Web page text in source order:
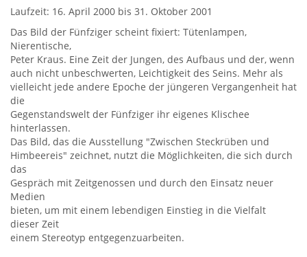
Laufzeit: 16. April 2000 bis 31. Oktober 2001
Das Bild der Fünfziger scheint fixiert: Tütenlampen,
Nierentische,
Peter Kraus. Eine Zeit der Jungen, des Aufbaus und der, wenn
auch nicht unbeschwerten, Leichtigkeit des Seins. Mehr als
vielleicht jede andere Epoche der jüngeren Vergangenheit hat
die
Gegenstandswelt der Fünfziger ihr eigenes Klischee
hinterlassen.
Das Bild, das die Ausstellung "Zwischen Steckrüben und
Himbeereis" zeichnet, nutzt die Möglichkeiten, die sich durch
das
Gespräch mit Zeitgenossen und durch den Einsatz neuer
Medien
bieten, um mit einem lebendigen Einstieg in die Vielfalt
dieser Zeit
einem Stereotyp entgegenzuarbeiten.